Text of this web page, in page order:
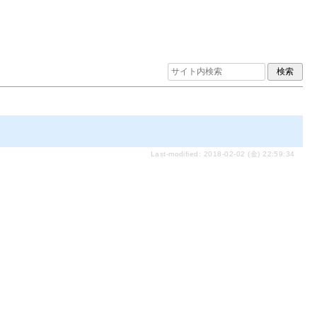
Last-modified: 2018-02-02 (金) 22:59:34